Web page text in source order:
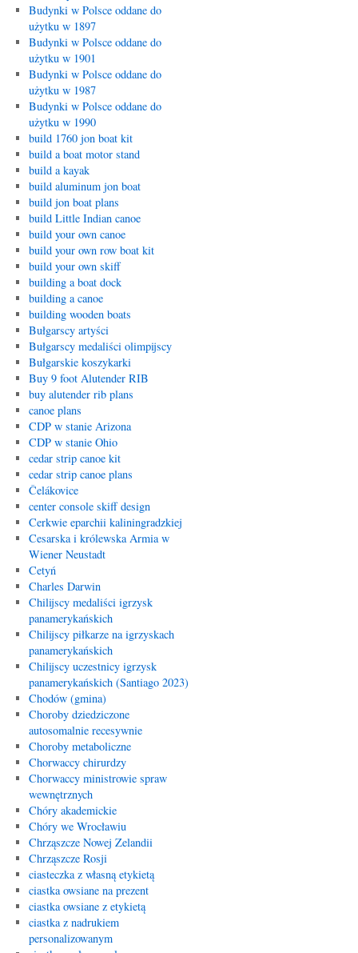
Budynki w Polsce oddane do
użytku w 1897
Budynki w Polsce oddane do
użytku w 1901
Budynki w Polsce oddane do
użytku w 1987
Budynki w Polsce oddane do
użytku w 1990
build 1760 jon boat kit
build a boat motor stand
build a kayak
build aluminum jon boat
build jon boat plans
build Little Indian canoe
build your own canoe
build your own row boat kit
build your own skiff
building a boat dock
building a canoe
building wooden boats
Bułgarscy artyści
Bułgarscy medaliści olimpijscy
Bułgarskie koszykarki
Buy 9 foot Alutender RIB
buy alutender rib plans
canoe plans
CDP w stanie Arizona
CDP w stanie Ohio
cedar strip canoe kit
cedar strip canoe plans
Čelákovice
center console skiff design
Cerkwie eparchii kaliningradzkiej
Cesarska i królewska Armia w
Wiener Neustadt
Cetyń
Charles Darwin
Chilijscy medaliści igrzysk
panamerykańskich
Chilijscy piłkarze na igrzyskach
panamerykańskich
Chilijscy uczestnicy igrzysk
panamerykańskich (Santiago 2023)
Chodów (gmina)
Choroby dziedziczone
autosomalnie recesywnie
Choroby metaboliczne
Chorwaccy chirurdzy
Chorwaccy ministrowie spraw
wewnętrznych
Chóry akademickie
Chóry we Wrocławiu
Chrząszcze Nowej Zelandii
Chrząszcze Rosji
ciasteczka z własną etykietą
ciastka owsiane na prezent
ciastka owsiane z etykietą
ciastka z nadrukiem
personalizowanym